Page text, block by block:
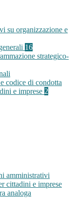
su organizzazione e
16
strategico-
codice di condotta
e imprese 2
amministrativi
cittadini e imprese
analoga